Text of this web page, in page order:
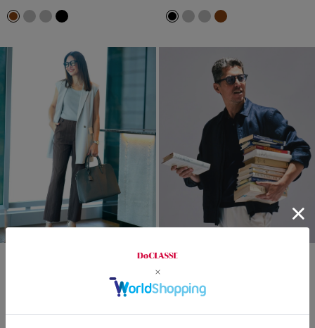
time sale
¥ 9,900 税込
通常価格から23%OFF